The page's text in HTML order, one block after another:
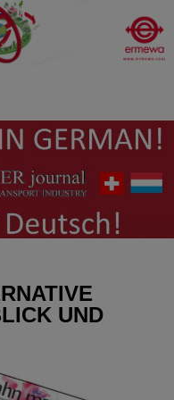
UND